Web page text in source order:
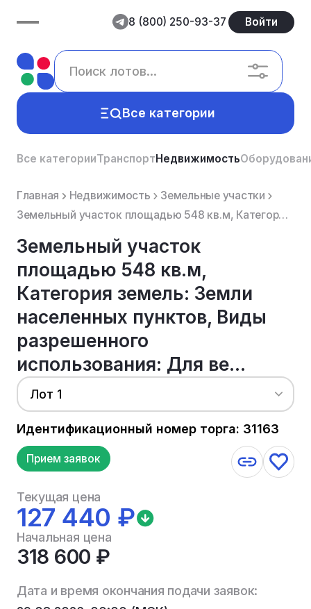
8 (800) 250-93-37 Войти
Все категории
Все категорииТранспортНедвижимость
Главная Недвижимость
Земельные участки
Земельный участок площадью 548 кв.м, Категория земель: Земли населенных пунктов, Виды разрешенного и...
Земельный участок
площадью 548 кв.м,
Категория земель: Земли
населенных пунктов, Виды
разрешенного
использования: Для ве...
Лот 1
Идентификационный номер торга: 31163
Прием заявок
Текущая цена
127 440 ₽
Начальная цена
318 600 ₽
Дата и время окончания подачи заявок: